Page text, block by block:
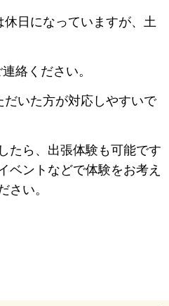
日になっていますが、土
絡ください。
いた方が対応しやすいで
たら、出張体験も可能です
ベントなどで体験をお考え
さい。